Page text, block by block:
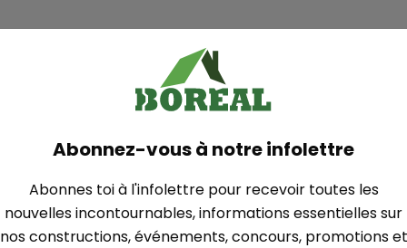
Plan
YAMASKA
Abonnez-vous à notre infolettre
Abonnes toi à l'infolettre pour recevoir toutes les
nouvelles incontournables, informations essentielles sur
nos constructions, événements, concours, promotions et